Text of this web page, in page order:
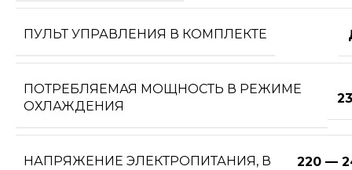
ПУЛЬТ УПРАВЛЕНИЯ В КОМПЛЕКТЕ
ПОТРЕБЛЯЕМАЯ МОЩНОСТЬ В РЕЖИМЕ
ОХЛАЖДЕНИЯ
НАПРЯЖЕНИЕ ЭЛЕКТРОПИТАНИЯ, В 220 —